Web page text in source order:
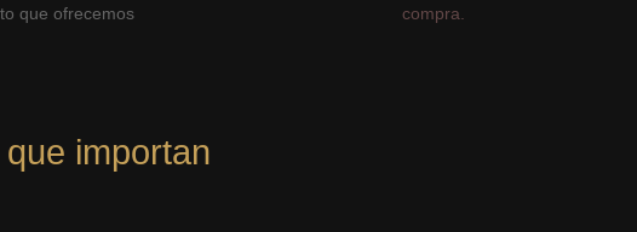
que ofrecemos
compra.
importan